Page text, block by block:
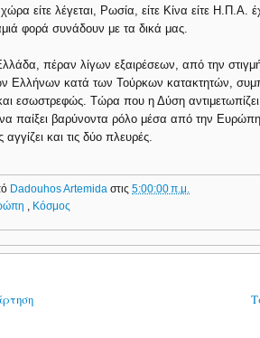
είτε λέγεται, Ρωσία, είτε Κίνα είτε Η.Π.Α.
φορά συνάδουν με τα δικά μας.
πέραν λίγων εξαιρέσεων, από την
Ελλήνων κατά των Τούρκων κατακτητών,
εσωστρεφώς. Τώρα που η Δύση
παίξει βαρύνοντα ρόλο μέσα από την
αγγίζει και τις δύο πλευρές.
Dadouhos Artemidaστις5:00:00 π.μ.
Κόσμος